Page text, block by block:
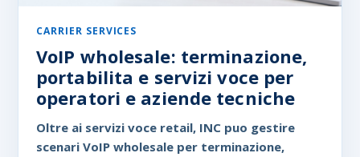
CARRIER SERVICES
VoIP wholesale: terminazione,
portabilita e servizi voce per
operatori e aziende tecniche
Oltre ai servizi voce retail, INC puo gestire
scenari VoIP wholesale per terminazione,